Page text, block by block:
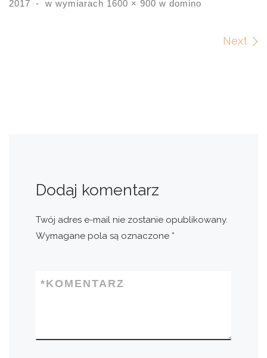
2017
- w wymiarach 1600 × 900 w domino
Next
Dodaj komentarz
Twój adres e-mail nie zostanie opublikowany.
Wymagane pola są oznaczone *
KOMENTARZ
*